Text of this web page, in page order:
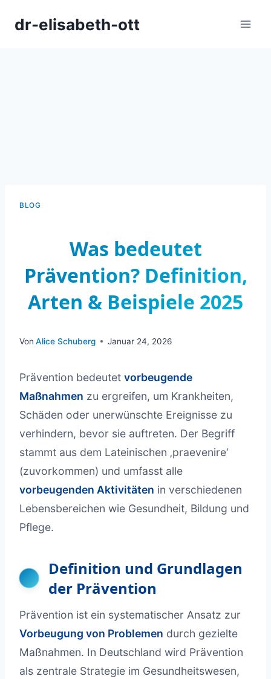
Inhaltdr-elisabeth-ott
BLOG
Was bedeutet
Prävention? Definition,
Arten & Beispiele 2025
Von Alice Schuberg Januar 24, 2026
Prävention bedeutet vorbeugende
Maßnahmen zu ergreifen, um Krankheiten,
Schäden oder unerwünschte Ereignisse zu
verhindern, bevor sie auftreten. Der Begriff
stammt aus dem Lateinischen ‚praevenire‘
(zuvorkommen) und umfasst alle
vorbeugenden Aktivitäten in verschiedenen
Lebensbereichen wie Gesundheit, Bildung und
Pflege.
Definition und Grundlagen
der Prävention
Prävention ist ein systematischer Ansatz zur
Vorbeugung von Problemen durch gezielte
Maßnahmen. In Deutschland wird Prävention
als zentrale Strategie im Gesundheitswesen,